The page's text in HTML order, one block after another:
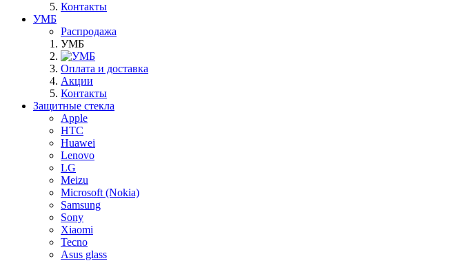
Контакты
УМБ
Распродажа
УМБ
Оплата и доставка
Акции
Контакты
Защитные стекла
Apple
HTC
Huawei
Lenovo
LG
Meizu
Microsoft (Nokia)
Samsung
Sony
Xiaomi
Tecno
Asus glass